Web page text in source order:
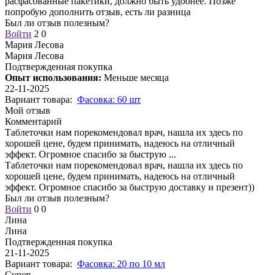
попробую дополнить отзыв, есть ли разница
Был ли отзыв полезным?
Войти 2 0
Мария Лесова
Мария Лесова
Подтвержденная покупка
Опыт использования: Меньше месяца
22-11-2025
Вариант товара: Фасовка: 60 шт
Мой отзыв
Комментарий
Таблеточки нам порекомендовал врач, нашла их здесь по
хорошей цене, будем принимать, надеюсь на отличный
эффект. Огромное спасибо за быструю ...
Таблеточки нам порекомендовал врач, нашла их здесь по
хорошей цене, будем принимать, надеюсь на отличный
эффект. Огромное спасибо за быструю доставку и презент))
Был ли отзыв полезным?
Войти 0 0
Лина
Лина
Подтвержденная покупка
21-11-2025
Вариант товара: Фасовка: 20 по 10 мл